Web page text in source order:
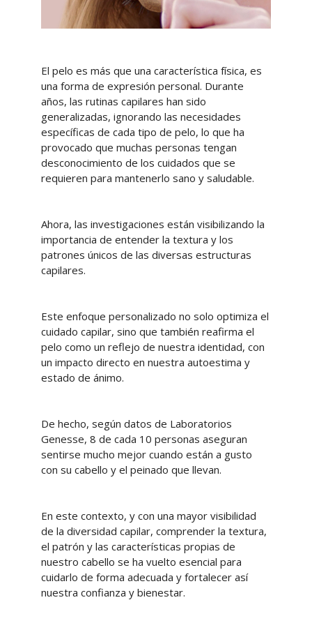
El pelo es más que una característica física, es
una forma de expresión personal. Durante
años, las rutinas capilares han sido
generalizadas, ignorando las necesidades
específicas de cada tipo de pelo, lo que ha
provocado que muchas personas tengan
desconocimiento de los cuidados que se
requieren para mantenerlo sano y saludable.
Ahora, las investigaciones están visibilizando la
importancia de entender la textura y los
patrones únicos de las diversas estructuras
capilares.
Este enfoque personalizado no solo optimiza el
cuidado capilar, sino que también reafirma el
pelo como un reflejo de nuestra identidad, con
un impacto directo en nuestra autoestima y
estado de ánimo.
De hecho, según datos de Laboratorios
Genesse, 8 de cada 10 personas aseguran
sentirse mucho mejor cuando están a gusto
con su cabello y el peinado que llevan.
En este contexto, y con una mayor visibilidad
de la diversidad capilar, comprender la textura,
el patrón y las características propias de
nuestro cabello se ha vuelto esencial para
cuidarlo de forma adecuada y fortalecer así
nuestra confianza y bienestar.